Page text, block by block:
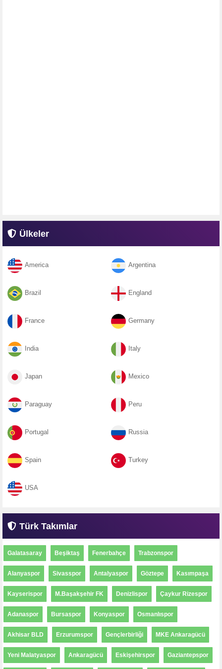
Ülkeler
America Argentina
Brazil England
France Germany
India Italy
Japan Mexico
Paraguay Peru
Portugal Russia
Spain Turkey
USA
Türk Takımlar
Galatasaray Beşiktaş Fenerbahçe Trabzonspor
Alanyaspor Sivasspor Antalyaspor Göztepe Kasımpaşa
Kayserispor M.Başakşehir FK Denizlispor Çaykur Rizespor
Adanaspor Bursaspor Konyaspor Osmanlıspor
Akhisar BLD Erzurumspor Gençlerbirliği MKE Ankaragücü
Yeni Malatyaspor Ankaragücü Eskişehirspor Gaziantepspor